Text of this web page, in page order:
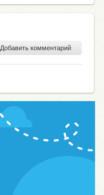
Добавить комментарий